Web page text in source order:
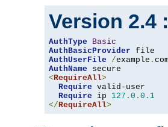
Version 2.4 :
AuthType
Basic
AuthBasicProvider
AuthUserFile
/example .
AuthName
<RequireAll>
Require valid-user
Require ip 127.0 . 0.1
</RequireAll>